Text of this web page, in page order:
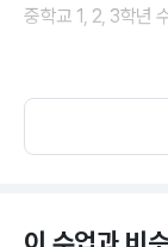
중학교 1, 2, 3학년